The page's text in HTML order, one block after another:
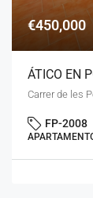
€450,000
ÁTICO EN
FP-2008